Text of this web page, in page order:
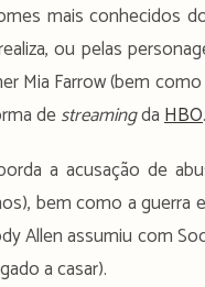
mais conhecidos
ou pelas
Mia Farrow (bem
destreamingdaHBO.
a acusação de
bem como a guerra
Allen assumiu com
a casar).